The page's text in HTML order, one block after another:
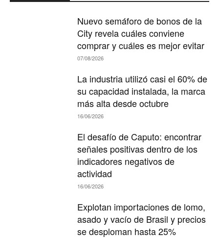
Nuevo semáforo de bonos de la
City revela cuáles conviene
comprar y cuáles es mejor evitar
07/08/2026
La industria utilizó casi el 60% de
su capacidad instalada, la marca
más alta desde octubre
16/06/2026
El desafío de Caputo: encontrar
señales positivas dentro de los
indicadores negativos de
actividad
16/06/2026
Explotan importaciones de lomo,
asado y vacío de Brasil y precios
se desploman hasta 25%